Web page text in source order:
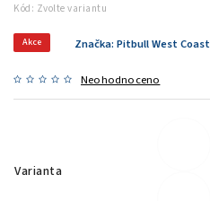
Kód: Zvolte variantu
Akce
Neohodnoceno
Značka: Pitbull West Coast
Varianta